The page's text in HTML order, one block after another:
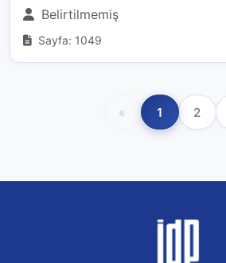
Belirtilmemiş
Sayfa: 1049
« 1 2